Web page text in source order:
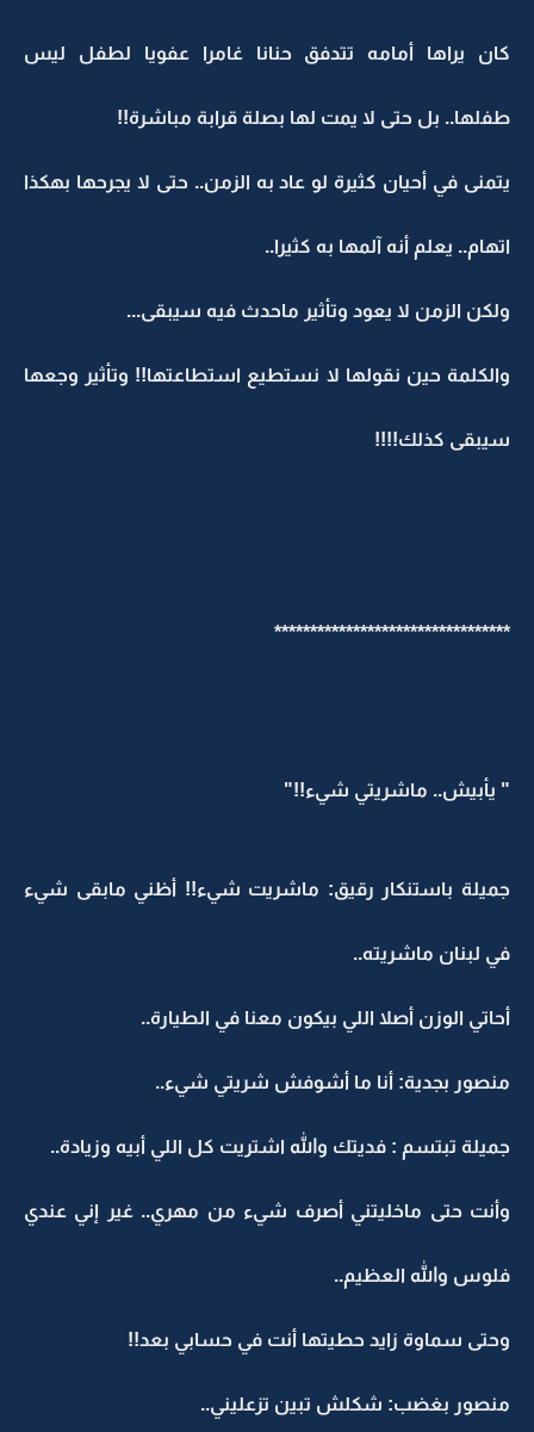
كان يراها أمامه تتدفق حنانا غامرا عفويا لطفل ليس
طفلها.. بل حتى لا يمت لها بصلة قرابة مباشرة!!
يتمنى في أحيان كثيرة لو عاد به الزمن.. حتى لا يجرحها بهكذا
اتهام.. يعلم أنه آلمها به كثيرا..
ولكن الزمن لا يعود وتأثير ماحدث فيه سيبقى...
والكلمة حين نقولها لا نستطيع استطاعتها!! وتأثير وجعها
سيبقى كذلك!!!!
*********************************
" يأبيش.. ماشريتي شيء!!"
جميلة باستنكار رقيق: ماشريت شيء!! أظني مابقى شيء
في لبنان ماشريته..
أحاتي الوزن أصلا اللي بيكون معنا في الطيارة..
منصور بجدية: أنا ما أشوفش شريتي شيء..
جميلة تبتسم : فديتك والله اشتريت كل اللي أبيه وزيادة..
وأنت حتى ماخليتني أصرف شيء من مهري.. غير إني عندي
فلوس والله العظيم..
وحتى سماوة زايد حطيتها أنت في حسابي بعد!!
منصور بغضب: شكلش تبين تزعليني..